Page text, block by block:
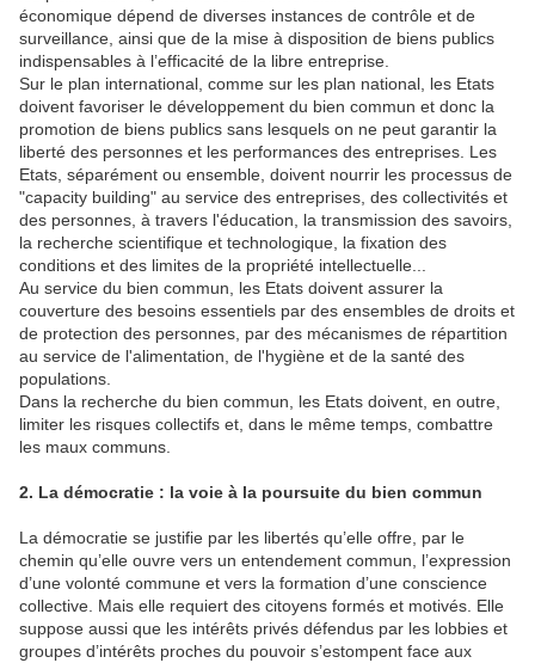
économique dépend de diverses instances de contrôle et de
surveillance, ainsi que de la mise à disposition de biens publics
indispensables à l’efficacité de la libre entreprise.
Sur le plan international, comme sur les plan national, les Etats
doivent favoriser le développement du bien commun et donc la
promotion de biens publics sans lesquels on ne peut garantir la
liberté des personnes et les performances des entreprises. Les
Etats, séparément ou ensemble, doivent nourrir les processus de
"capacity building" au service des entreprises, des collectivités et
des personnes, à travers l'éducation, la transmission des savoirs,
la recherche scientifique et technologique, la fixation des
conditions et des limites de la propriété intellectuelle...
Au service du bien commun, les Etats doivent assurer la
couverture des besoins essentiels par des ensembles de droits et
de protection des personnes, par des mécanismes de répartition
au service de l'alimentation, de l'hygiène et de la santé des
populations.
Dans la recherche du bien commun, les Etats doivent, en outre,
limiter les risques collectifs et, dans le même temps, combattre
les maux communs.
2. La démocratie : la voie à la poursuite du bien commun
La démocratie se justifie par les libertés qu’elle offre, par le
chemin qu’elle ouvre vers un entendement commun, l’expression
d’une volonté commune et vers la formation d’une conscience
collective. Mais elle requiert des citoyens formés et motivés. Elle
suppose aussi que les intérêts privés défendus par les lobbies et
groupes d’intérêts proches du pouvoir s’estompent face aux